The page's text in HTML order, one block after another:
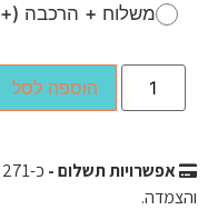
משלוח + הרכבה (+209 ₪)
הוספה לסל
אפשרויות תשלום - כ-271
והצמדה.